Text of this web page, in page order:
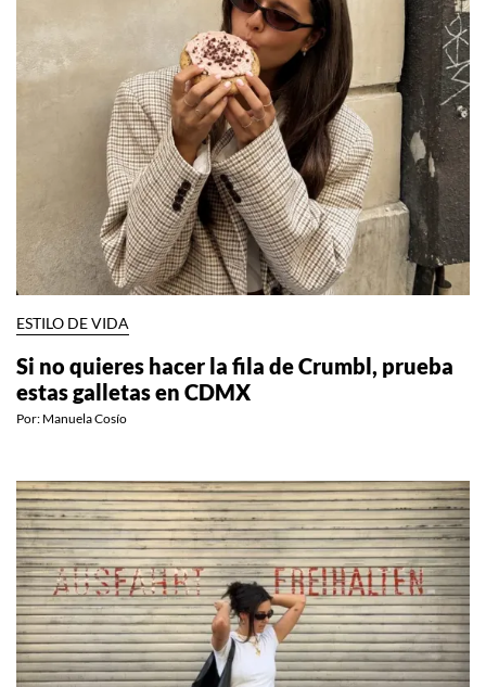
ESTILO DE VIDA
Si no quieres hacer la fila de Crumbl, prueba
estas galletas en CDMX
Por: Manuela Cosío